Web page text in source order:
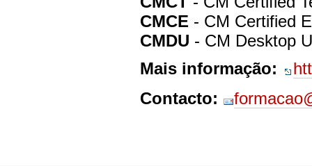
CMCE - CM Certified
CMDU - CM Desktop
Mais informação:
Contacto: